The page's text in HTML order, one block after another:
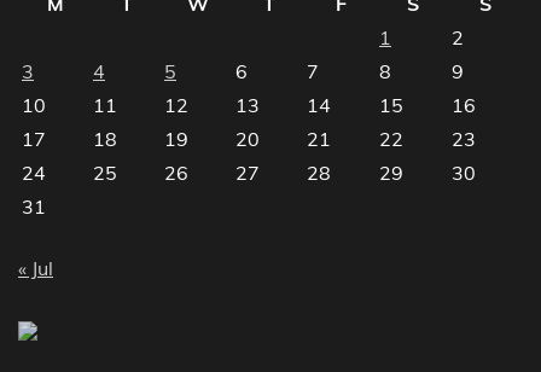
1
2
3
4 5 6 7 8
9
10
11 12 13 14 15
16
17
18 19 20 21 22
23
24
25 26 27 28 29
30
31
« Jul